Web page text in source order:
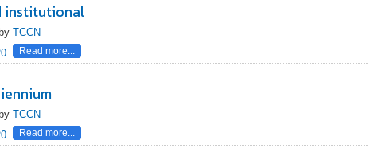
institutional
TCCN
Read more...
TCCN
Read more...